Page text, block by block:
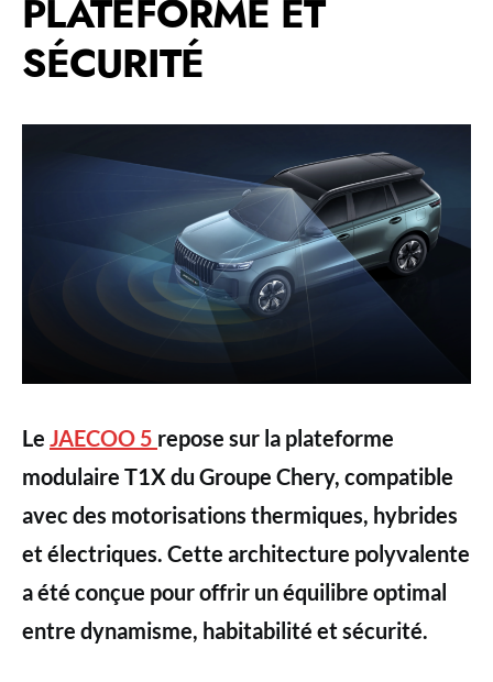
PLATEFORME ET
SÉCURITÉ
Le JAECOO 5 repose sur la plateforme
modulaire T1X du Groupe Chery, compatible
avec des motorisations thermiques, hybrides
et électriques. Cette architecture polyvalente
a été conçue pour offrir un équilibre optimal
entre dynamisme, habitabilité et sécurité.